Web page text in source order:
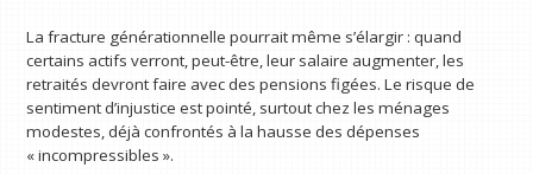
La fracture générationnelle pourrait même s’élargir : quand
certains actifs verront, peut-être, leur salaire augmenter, les
retraités devront faire avec des pensions figées. Le risque de
sentiment d’injustice est pointé, surtout chez les ménages
modestes, déjà confrontés à la hausse des dépenses
« incompressibles ».